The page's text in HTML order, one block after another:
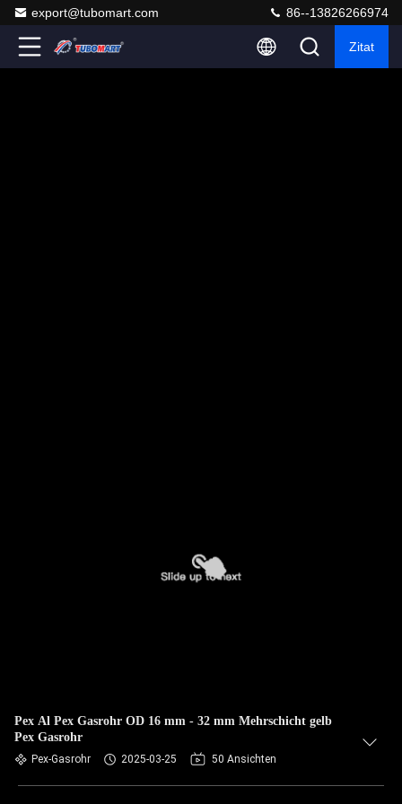
export@tubomart.com 86--13826266974
Zitat
Pex Al Pex Gasrohr OD 16 mm - 32 mm Mehrschicht gelb
Pex Gasrohr
Pex-Gasrohr 2025-03-25 50 Ansichten